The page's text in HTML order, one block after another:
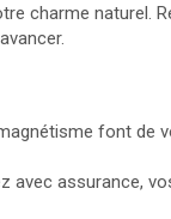
charme naturel.
font de
avec assurance,